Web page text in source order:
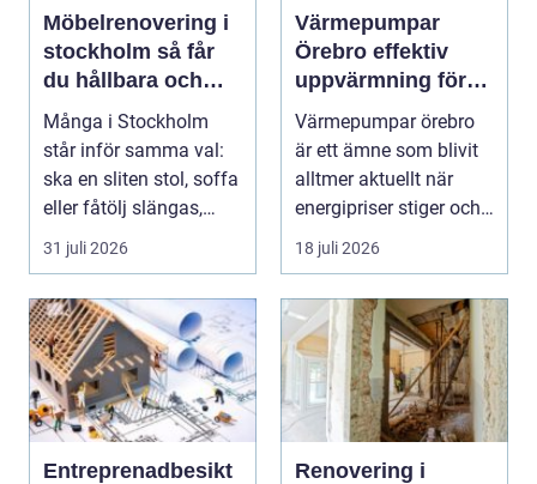
Möbelrenovering i
stockholm så får
du hållbara och
vackra möbler
Många i Stockholm
står inför samma val:
ska en sliten stol, soffa
eller fåtölj slängas,
säljas billi...
31 juli 2026
Värmepumpar
Örebro effektiv
uppvärmning för
hus och fastigheter
Värmepumpar örebro
är ett ämne som blivit
alltmer aktuellt när
energipriser stiger och
fler vill sän...
18 juli 2026
Entreprenadbesikt
Renovering i